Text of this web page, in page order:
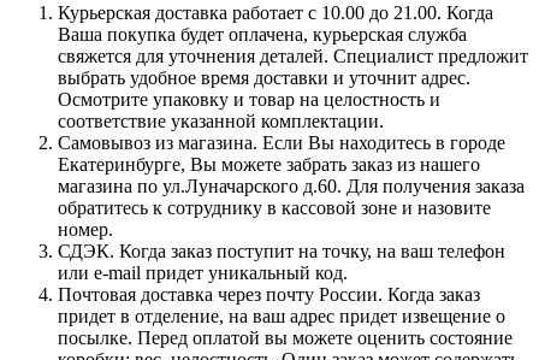
Курьерская доставка работает с 10.00 до 21.00. Когда
Ваша покупка будет оплачена, курьерская служба
свяжется для уточнения деталей. Специалист предложит
выбрать удобное время доставки и уточнит адрес.
Осмотрите упаковку и товар на целостность и
соответствие указанной комплектации.
Самовывоз из магазина. Если Вы находитесь в городе
Екатеринбурге, Вы можете забрать заказ из нашего
магазина по ул.Луначарского д.60. Для получения заказа
обратитесь к сотруднику в кассовой зоне и назовите
номер.
СДЭК. Когда заказ поступит на точку, на ваш телефон
или e-mail придет уникальный код.
Почтовая доставка через почту России. Когда заказ
придет в отделение, на ваш адрес придет извещение о
посылке. Перед оплатой вы можете оценить состояние